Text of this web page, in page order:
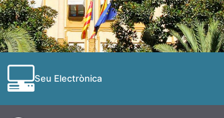
Seu Electrònica